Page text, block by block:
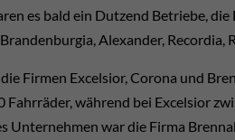
es bald ein Dutzend Betriebe,
Alexander, Recordia,
Firmen Excelsior, Corona und
Fahrräder, während bei Excelsior
Unternehmen war die Firma